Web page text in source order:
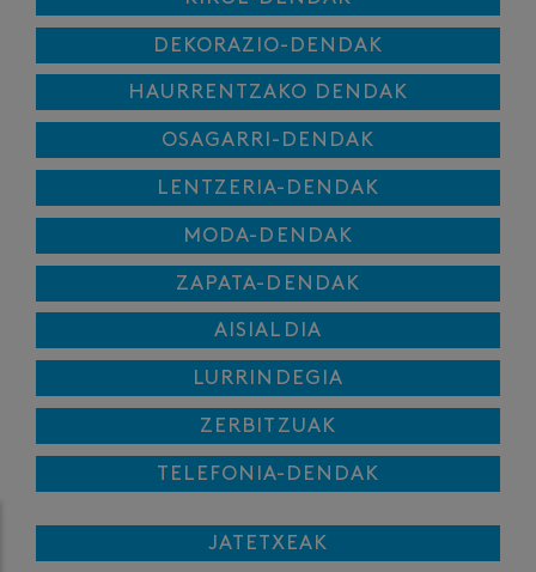
DEKORAZIO-DENDAK
HAURRENTZAKO DENDAK
OSAGARRI-DENDAK
LENTZERIA-DENDAK
MODA-DENDAK
ZAPATA-DENDAK
AISIALDIA
LURRINDEGIA
ZERBITZUAK
TELEFONIA-DENDAK
JATETXEAK